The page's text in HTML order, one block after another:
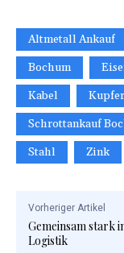
Altmetall Ankauf
Bochum
Kabel
Kupfer
Schrottankauf
Stahl
Zink
Vorheriger Artikel
Gemeinsam stark
Logistik